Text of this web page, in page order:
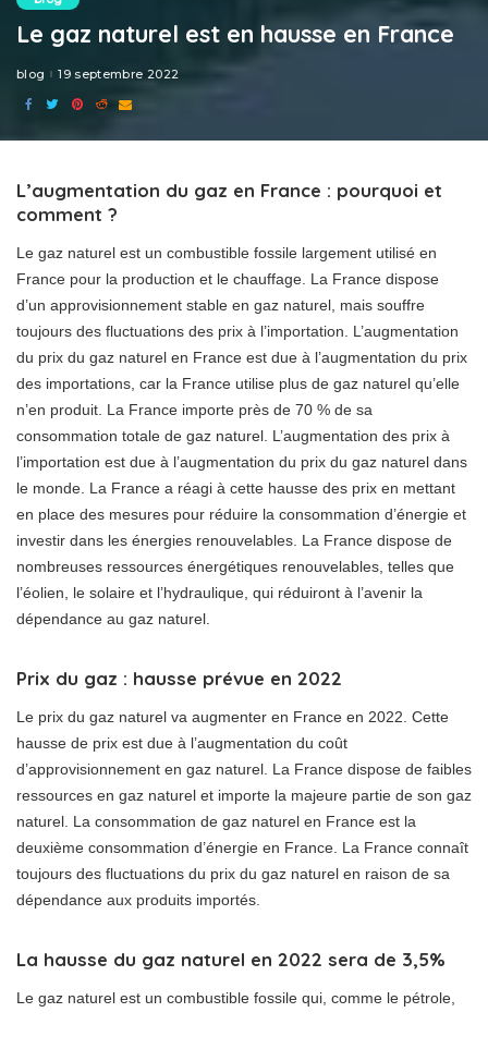
Le gaz naturel est en hausse en France
blog 19 septembre 2022
L’augmentation du gaz en France : pourquoi et
comment ?
Le gaz naturel est un combustible fossile largement utilisé en
France pour la production et le chauffage. La France dispose
d’un approvisionnement stable en gaz naturel, mais souffre
toujours des fluctuations des prix à l’importation. L’augmentation
du prix du gaz naturel en France est due à l’augmentation du prix
des importations, car la France utilise plus de gaz naturel qu’elle
n’en produit. La France importe près de 70 % de sa
consommation totale de gaz naturel. L’augmentation des prix à
l’importation est due à l’augmentation du prix du gaz naturel dans
le monde. La France a réagi à cette hausse des prix en mettant
en place des mesures pour réduire la consommation d’énergie et
investir dans les énergies renouvelables. La France dispose de
nombreuses ressources énergétiques renouvelables, telles que
l’éolien, le solaire et l’hydraulique, qui réduiront à l’avenir la
dépendance au gaz naturel.
Prix du gaz : hausse prévue en 2022
Le prix du gaz naturel va augmenter en France en 2022. Cette
hausse de prix est due à l’augmentation du coût
d’approvisionnement en gaz naturel. La France dispose de faibles
ressources en gaz naturel et importe la majeure partie de son gaz
naturel. La consommation de gaz naturel en France est la
deuxième consommation d’énergie en France. La France connaît
toujours des fluctuations du prix du gaz naturel en raison de sa
dépendance aux produits importés.
La hausse du gaz naturel en 2022 sera de 3,5%
Le gaz naturel est un combustible fossile qui, comme le pétrole,